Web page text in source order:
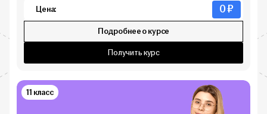
Цена: 0 ₽
Подробнее о курсе
Получить курс
11 класс